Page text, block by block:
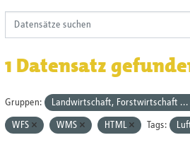
1 Datensatz
Gruppen: Landwirtschaft, Forstwirtschaft ...
WFS WMS HTML Tags: